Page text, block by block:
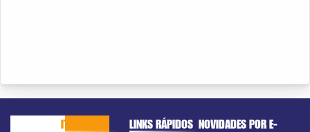
ITAPEMIRIM LINKS RÁPIDOS NOVIDADES POR E-